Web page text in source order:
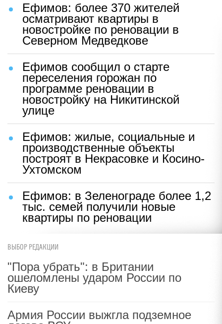
Ефимов: более 370 жителей
осматривают квартиры в
новостройке по реновации в
Северном Медведкове
Ефимов сообщил о старте
переселения горожан по
программе реновации в
новостройку на Никитинской
улице
Ефимов: жилые, социальные и
производственные объекты
построят в Некрасовке и Косино-
Ухтомском
Ефимов: в Зеленограде более 1,2
тыс. семей получили новые
квартиры по реновации
ВЫБОР РЕДАКЦИИ
"Пора убрать": в Британии
ошеломлены ударом России по
Киеву
Армия России выжгла подземное